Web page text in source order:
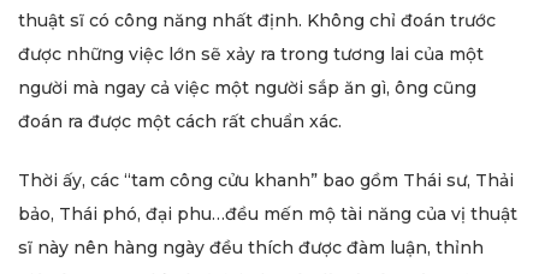
thuật sĩ có công năng nhất định. Không chỉ đoán trước
được những việc lớn sẽ xảy ra trong tương lai của một
người mà ngay cả việc một người sắp ăn gì, ông cũng
đoán ra được một cách rất chuẩn xác.
Thời ấy, các “tam công cửu khanh” bao gồm Thái sư, Thải
bảo, Thái phó, đại phu…đều mến mộ tài năng của vị thuật
sĩ này nên hàng ngày đều thích được đàm luận, thỉnh